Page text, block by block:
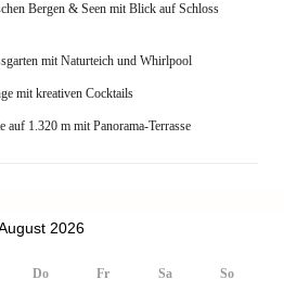
Bergen & Seen mit Blick auf Schloss
mit Naturteich und Whirlpool
mit kreativen Cocktails
auf 1.320 m mit Panorama-Terrasse
2026
Do Fr Sa So